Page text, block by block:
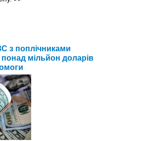
з поплічниками
мільйон доларів